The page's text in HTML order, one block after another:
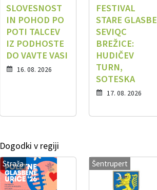
SLOVESNOST
IN POHOD PO
POTI TALCEV
IZ PODHOSTE
DO VAVTE VASI
16. 08. 2026
FESTIVAL
STARE GLASBE
SEVIQC
BREŽICE:
HUDIČEV
TURN,
SOTESKA
17. 08. 2026
Dogodki v regiji
Straža Šentrupert